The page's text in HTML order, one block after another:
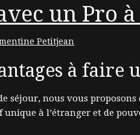
un Pro
Petitjean
à faire
séjour, nous vous
unique à l’étranger et de